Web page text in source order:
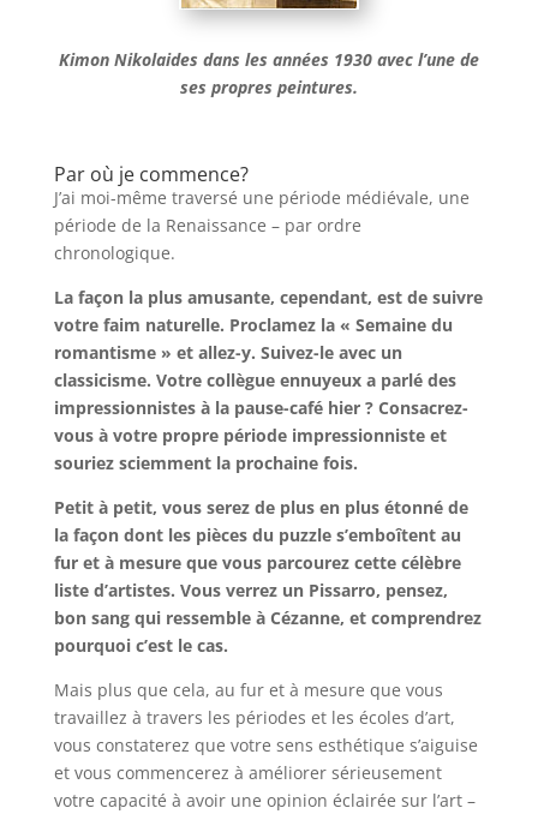
Kimon Nikolaides dans les années 1930 avec l’une de
ses propres peintures.
Par où je commence?
J’ai moi-même traversé une période médiévale, une
période de la Renaissance – par ordre
chronologique.
La façon la plus amusante, cependant, est de suivre
votre faim naturelle. Proclamez la « Semaine du
romantisme » et allez-y. Suivez-le avec un
classicisme. Votre collègue ennuyeux a parlé des
impressionnistes à la pause-café hier ? Consacrez-
vous à votre propre période impressionniste et
souriez sciemment la prochaine fois.
Petit à petit, vous serez de plus en plus étonné de
la façon dont les pièces du puzzle s’emboîtent au
fur et à mesure que vous parcourez cette célèbre
liste d’artistes. Vous verrez un Pissarro, pensez,
bon sang qui ressemble à Cézanne, et comprendrez
pourquoi c’est le cas.
Mais plus que cela, au fur et à mesure que vous
travaillez à travers les périodes et les écoles d’art,
vous constaterez que votre sens esthétique s’aiguise
et vous commencerez à améliorer sérieusement
votre capacité à avoir une opinion éclairée sur l’art –